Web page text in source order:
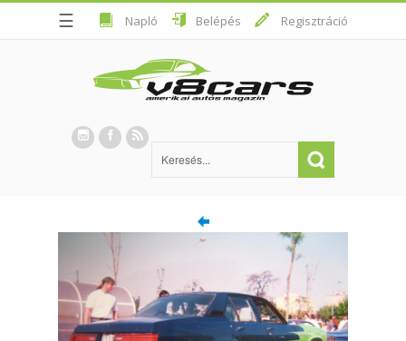
☰ Napló Belépés Regisztráció